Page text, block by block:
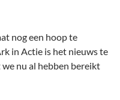
nog een hoop te
in Actie is het nieuws te
nu al hebben bereikt